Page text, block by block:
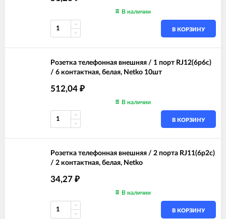
В наличии
В КОРЗИНУ
Розетка телефонная внешняя / 1 порт RJ12(6p6c)
/ 6 контактная, белая, Netko 10шт
512,04 ₽
В наличии
В КОРЗИНУ
Розетка телефонная внешняя / 2 порта RJ11(6p2c)
/ 2 контактная, белая, Netko
34,27 ₽
В наличии
В КОРЗИНУ